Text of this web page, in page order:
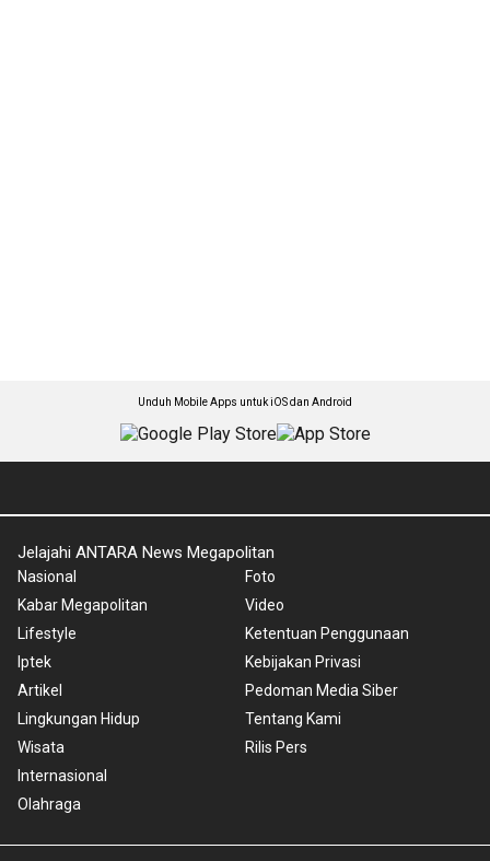
Unduh Mobile Apps untuk iOS dan Android
Jelajahi ANTARA News Megapolitan
Nasional
Kabar Megapolitan
Lifestyle
Iptek
Artikel
Lingkungan Hidup
Wisata
Internasional
Olahraga
Foto
Video
Ketentuan Penggunaan
Kebijakan Privasi
Pedoman Media Siber
Tentang Kami
Rilis Pers